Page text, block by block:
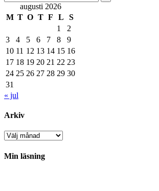
augusti 2026
M T O T F L
S
1
2
3
4 5 6 7 8
9
10 11 12 13 14 15 16
17 18 19 20 21 22 23
24 25 26 27 28 29 30
31
« jul
Arkiv
Arkiv
Min läsning